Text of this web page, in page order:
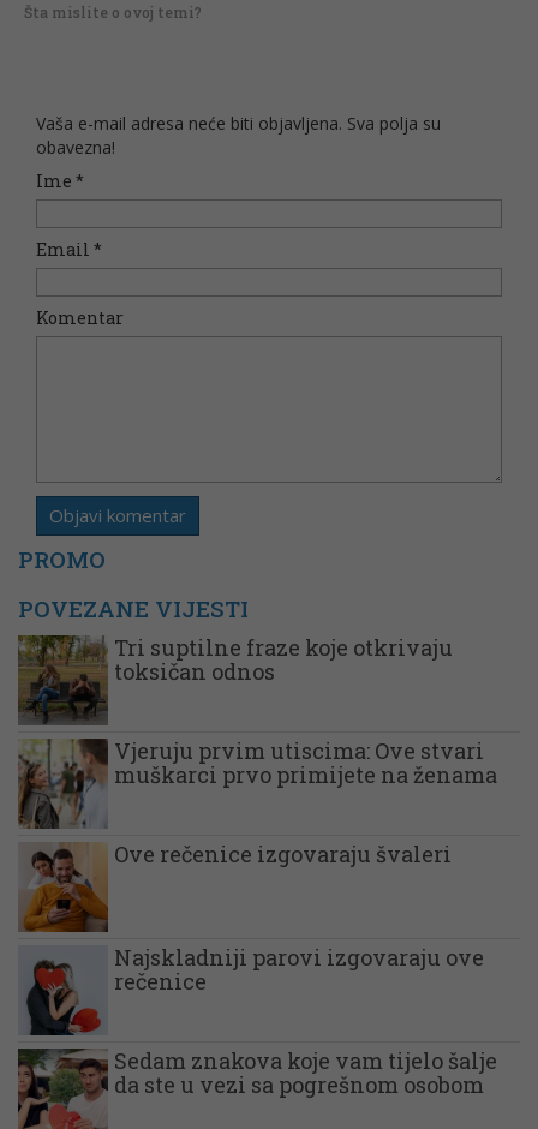
Šta mislite o ovoj temi?
Vaša e-mail adresa neće biti objavljena. Sva polja su
obavezna!
Ime *
Email *
Komentar
PROMO
POVEZANE VIJESTI
Tri suptilne fraze koje otkrivaju
toksičan odnos
Vjeruju prvim utiscima: Ove stvari
muškarci prvo primijete na ženama
Ove rečenice izgovaraju švaleri
Najskladniji parovi izgovaraju ove
rečenice
Sedam znakova koje vam tijelo šalje
da ste u vezi sa pogrešnom osobom